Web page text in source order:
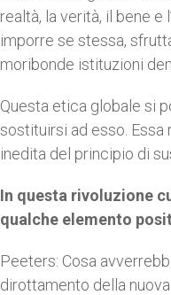
realtà, la verità, il bene e
imporre se stessa,
moribonde istituzioni
Questa etica globale si
sostituirsi ad esso. Essa
inedita del principio di
In questa rivoluzione
qualche elemento
Peeters: Cosa
dirottamento della